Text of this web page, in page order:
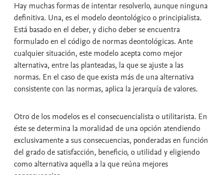
Hay muchas formas de intentar resolverlo, aunque ninguna
definitiva. Una, es el modelo deontológico o principialista.
Está basado en el deber, y dicho deber se encuentra
formulado en el código de normas deontológicas. Ante
cualquier situación, este modelo acepta como mejor
alternativa, entre las planteadas, la que se ajuste a las
normas. En el caso de que exista más de una alternativa
consistente con las normas, aplica la jerarquía de valores.
Otro de los modelos es el consecuencialista o utilitarista. En
éste se determina la moralidad de una opción atendiendo
exclusivamente a sus consecuencias, ponderadas en función
del grado de satisfacción, beneficio, o utilidad y eligiendo
como alternativa aquella a la que reúna mejores